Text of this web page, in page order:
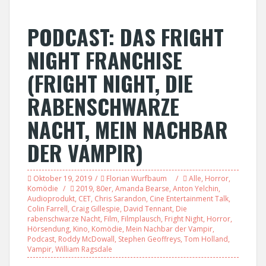
PODCAST: DAS FRIGHT
NIGHT FRANCHISE
(FRIGHT NIGHT, DIE
RABENSCHWARZE
NACHT, MEIN NACHBAR
DER VAMPIR)
Oktober 19, 2019 Florian Wurfbaum Alle, Horror,
Komödie
2019, 80er, Amanda Bearse, Anton Yelchin,
Audioprodukt, CET, Chris Sarandon, Cine Entertainment Talk,
Colin Farrell, Craig Gillespie, David Tennant, Die
rabenschwarze Nacht, Film, Filmplausch, Fright Night, Horror,
Hörsendung, Kino, Komödie, Mein Nachbar der Vampir,
Podcast, Roddy McDowall, Stephen Geoffreys, Tom Holland,
Vampir, William Ragsdale